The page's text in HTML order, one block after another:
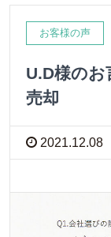
お客様の声
U.D様の
売却
2021.12.08